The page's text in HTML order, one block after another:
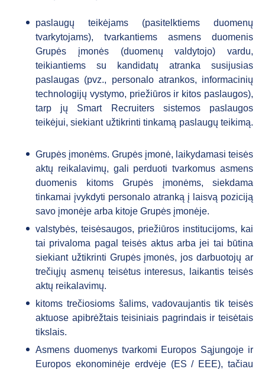
paslaugų teikėjams (pasitelktiems duomenų
tvarkytojams), tvarkantiems asmens duomenis
Grupės įmonės (duomenų valdytojo) vardu,
teikiantiems su kandidatų atranka susijusias
paslaugas (pvz., personalo atrankos, informacinių
technologijų vystymo, priežiūros ir kitos paslaugos),
tarp jų Smart Recruiters sistemos paslaugos
teikėjui, siekiant užtikrinti tinkamą paslaugų teikimą.
Grupės įmonėms. Grupės įmonė, laikydamasi teisės
aktų reikalavimų, gali perduoti tvarkomus asmens
duomenis kitoms Grupės įmonėms, siekdama
tinkamai įvykdyti personalo atranką į laisvą poziciją
savo įmonėje arba kitoje Grupės įmonėje.
valstybės, teisėsaugos, priežiūros institucijoms, kai
tai privaloma pagal teisės aktus arba jei tai būtina
siekiant užtikrinti Grupės įmonės, jos darbuotojų ar
trečiųjų asmenų teisėtus interesus, laikantis teisės
aktų reikalavimų.
kitoms trečiosioms šalims, vadovaujantis tik teisės
aktuose apibrėžtais teisiniais pagrindais ir teisėtais
tikslais.
Asmens duomenys tvarkomi Europos Sąjungoje ir
Europos ekonominėje erdvėje (ES / EEE), tačiau